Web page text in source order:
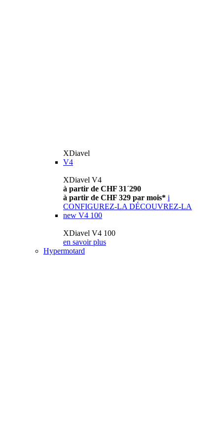
XDiavel
V4
XDiavel V4
à partir de CHF 31´290
à partir de CHF 329 par mois* i
CONFIGUREZ-LA DÉCOUVREZ-LA
new V4 100
XDiavel V4 100
en savoir plus
Hypermotard